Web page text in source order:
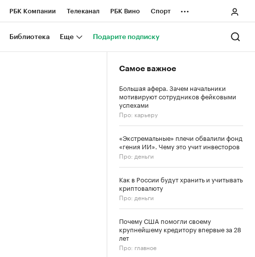
РБК Компании Телеканал РБК Вино Спорт
Национальные проекты Город
...
Библиотека Еще Подарите подписку
Самое важное
Большая афера. Зачем начальники
мотивируют сотрудников фейковыми
успехами
Про: карьеру
«Экстремальные» плечи обвалили фонд
«гения ИИ». Чему это учит инвесторов
Про: деньги
Как в России будут хранить и учитывать
криптовалюту
Про: деньги
Почему США помогли своему
крупнейшему кредитору впервые за 28
лет
Про: главное